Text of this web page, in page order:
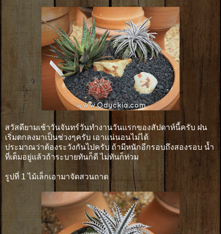
สวัสดียามเช้าวันจันทร์วันทำงานวันเเรกของสัปดาห์นี้ครับ ฝน
เริ่มตกลงมาเป็นช่วงๆครับ เอาเเน่นอนไม่ได้
ประมาณว่าต้องระวังกันไปครับ ถ้ามีหนักอีกรอบถึงสองรอบ น้ำ
ที่เต็มอยู่แล้วถ้าระบายทันก็ดี ไม่ทันก็ท่วม
รูปที่ 1 ไม้เล็กเอามาจัดสวนถาด